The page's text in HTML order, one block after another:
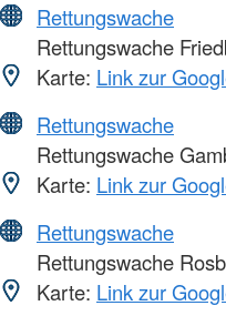
Rettungswache
Rettungswache
Karte: Link zur
Rettungswache
Rettungswache
Karte: Link zur
Rettungswache
Rettungswache
Karte: Link zur